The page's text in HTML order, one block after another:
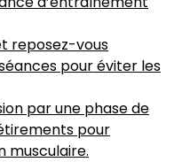
reposez-vous
pour éviter les
par une phase de
pour
musculaire.